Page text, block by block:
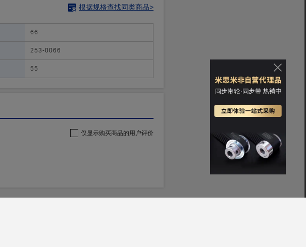
根据规格查找同类商品>
66
253-0066
55
仅显示购买商品的用户评价